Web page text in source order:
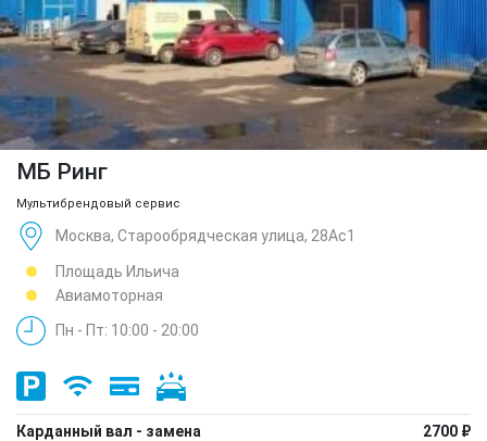
МБ Ринг
Мультибрендовый сервис
Москва, Старообрядческая улица, 28Ас1
Площадь Ильича
Авиамоторная
Пн - Пт: 10:00 - 20:00
Карданный вал - замена 2700 ₽